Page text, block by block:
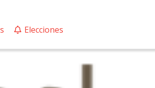
Elecciones